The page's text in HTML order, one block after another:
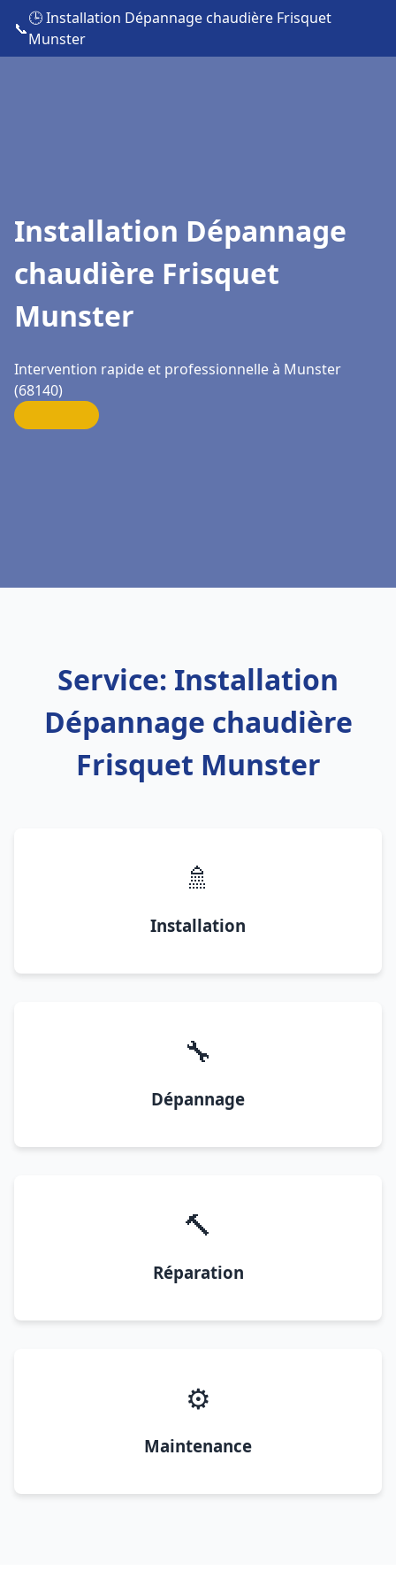
📞
🕒 Installation Dépannage chaudière Frisquet
Munster
Installation Dépannage
chaudière Frisquet
Munster
Intervention rapide et professionnelle à Munster
(68140)
Service: Installation
Dépannage chaudière
Frisquet Munster
🚿
Installation
🔧
Dépannage
🔨
Réparation
⚙️
Maintenance